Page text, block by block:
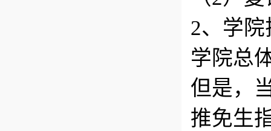
2、学
学院总
但是，
推免生